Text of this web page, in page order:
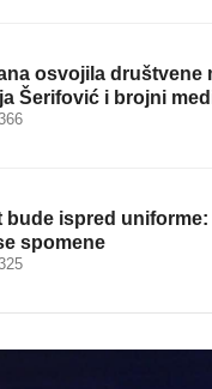
osvojila društvene
Šerifović i brojni
ispred
spomene